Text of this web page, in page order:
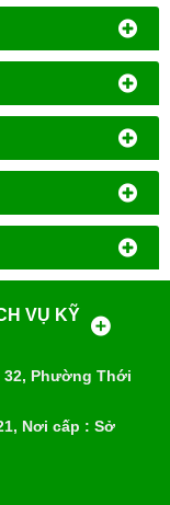
VỤ KỸ
32, Phường Thới
Nơi cấp : Sở